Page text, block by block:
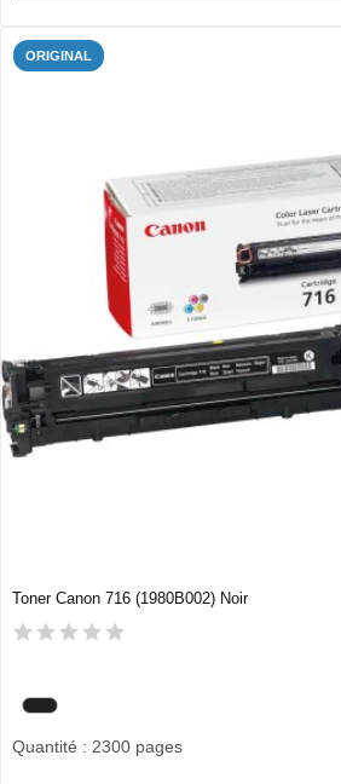
ORIGINAL
Toner Canon 716 (1980B002) Noir
Quantité : 2300 pages